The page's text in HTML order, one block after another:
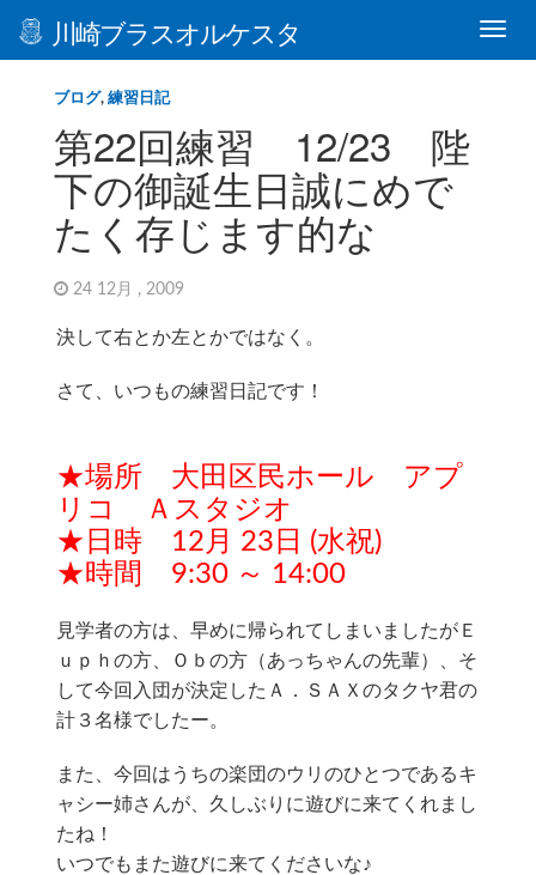
川崎ブラスオルケスタ
ブログ, 練習日記
第22回練習 12/23 陛
下の御誕生日誠にめで
たく存じます的な
24 12月 , 2009
決して右とか左とかではなく。
さて、いつもの練習日記です！
★場所 大田区民ホール アプ
リコ Ａスタジオ
★日時 12月 23日 (水祝)
★時間 9:30 ～ 14:00
見学者の方は、早めに帰られてしまいましたがＥ
ｕｐｈの方、Ｏｂの方（あっちゃんの先輩）、そ
して今回入団が決定したＡ．ＳＡＸのタクヤ君の
計３名様でしたー。
また、今回はうちの楽団のウリのひとつであるキ
ャシー姉さんが、久しぶりに遊びに来てくれまし
たね！
いつでもまた遊びに来てくださいな♪